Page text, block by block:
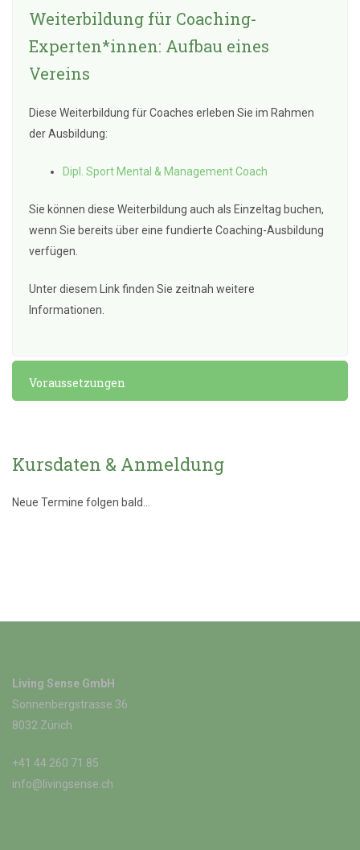
Weiterbildung für Coaching-
Experten*innen: Aufbau eines
Vereins
Diese Weiterbildung für Coaches erleben Sie im Rahmen
der Ausbildung:
Dipl. Sport Mental & Management Coach
Sie können diese Weiterbildung auch als Einzeltag buchen,
wenn Sie bereits über eine fundierte Coaching-Ausbildung
verfügen.
Unter diesem Link finden Sie zeitnah weitere
Informationen.
Voraussetzungen
Kursdaten & Anmeldung
Neue Termine folgen bald...
Living Sense GmbH
Sonnenbergstrasse 36
8032 Zürich
+41 44 260 71 85
info@livingsense.ch